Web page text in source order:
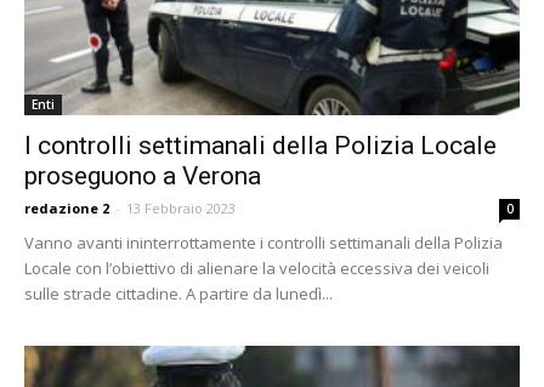
Enti
I controlli settimanali della Polizia Locale
proseguono a Verona
redazione 2 - 13 Febbraio 2023 0
Vanno avanti ininterrottamente i controlli settimanali della Polizia
Locale con l’obiettivo di alienare la velocità eccessiva dei veicoli
sulle strade cittadine. A partire da lunedì...